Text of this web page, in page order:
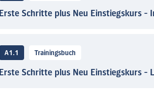
Erste Schritte plus Neu Einstiegskurs -
A1.1 Trainingsbuch
Erste Schritte plus Neu Einstiegskurs -